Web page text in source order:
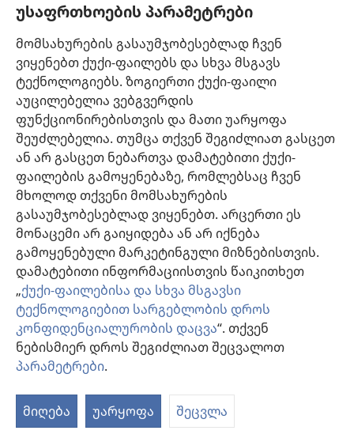
უსაფრთხოების პარამეტრები
მომსახურების გასაუმჯობესებლად ჩვენ
ვიყენებთ ქუქი-ფაილებს და სხვა მსგავს
ტექნოლოგიებს. ზოგიერთი ქუქი-ფაილი
აუცილებელია ვებგვერდის
ფუნქციონირებისთვის და მათი უარყოფა
შეუძლებელია. თუმცა თქვენ შეგიძლიათ გასცეთ
ან არ გასცეთ ნებართვა დამატებითი ქუქი-
ფაილების გამოყენებაზე, რომლებსაც ჩვენ
მხოლოდ თქვენი მომსახურების
გასაუმჯობესებლად ვიყენებთ. არცერთი ეს
მონაცემი არ გაიყიდება ან არ იქნება
გამოყენებული მარკეტინგული მიზნებისთვის.
დამატებითი ინფორმაციისთვის წაიკითხეთ
„ქუქი-ფაილებისა და სხვა მსგავსი
ტექნოლოგიებით სარგებლობის დროს
კონფიდენციალურობის დაცვა“. თქვენ
ნებისმიერ დროს შეგიძლიათ შეცვალოთ
პარამეტრები.
მიღება უარყოფა შეცვლა
რომელიც შესაძლოა ყურადსაღები იყოს. თითოეული მედიკოსი
ვალდებულია, ინფორმირებული იყოს მედიცინაში არსებული
მიღწევების თაობაზე, რათა მკურნალობის ის მეთოდი შესთავაზოს
პაციენტს, რომელიც მისი ჯანმრთელობის მდგომარეობას საუკეთესოდ
შეესაბამება და არ ეწინააღმდეგება პაციენტის სურვილს,
ფასეულობებსა და მრწამსს. აქ მოცემული მკურნალობის მეთოდები
გამოიყენება ინდივიდუალურად, პაციენტის საჭიროებების
გათვალისწინებით.
პაციენტებისთვის: ყოველთვის მიმართეთ თქვენს ექიმს ან სხვა
მაღალკვალიფიციურ სამედიცინო პერსონალს, როდესაც
ჯანმრთელობის პრობლემები გექმნებათ ან საჭიროებთ მკურნალობას.
მიმართეთ ექიმს, თუ ფიქრობთ, რომ რაღაც გაწუხებთ.
ვებგვერდით სარგებლობა შესაძლებელიადადგენილი წესების
ფარგლებში.
დიზაინის კონფიგურაცია
Copyright© 2026 Watch Tower Bible and Tract Society of Pennsylvania.
ᲡᲐᲠᲒᲔᲑᲚᲝᲑᲘᲡ ᲬᲔᲡᲔᲑᲘ
|ᲣᲡᲐᲤᲠᲗᲮᲝᲔᲑᲘᲡ ᲞᲐᲠᲐᲛᲔᲢᲠᲔᲑᲘ